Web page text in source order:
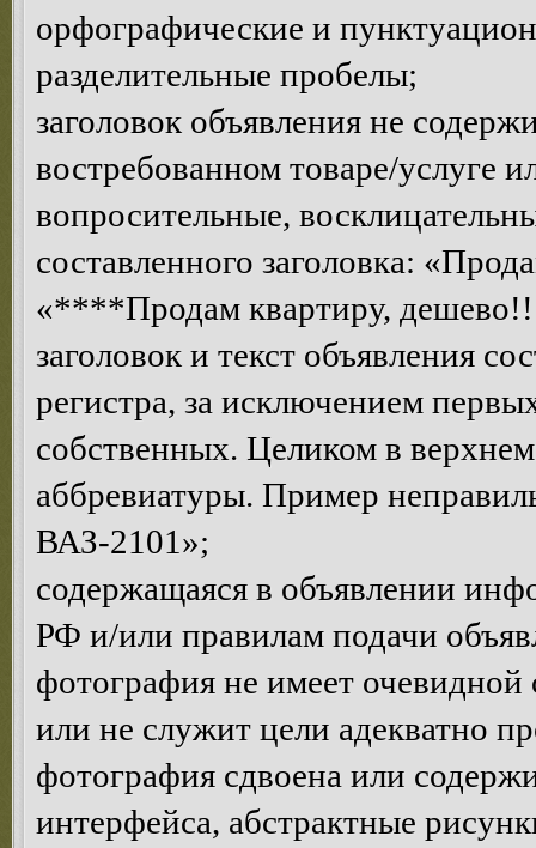
орфографические и
разделительные пробелы;
заголовок объявления не
востребованном товаре/услуге
вопросительные,
составленного заголовка:
«****Продам квартиру,
заголовок и текст объявления
регистра, за исключением
собственных. Целиком в
аббревиатуры. Пример
ВАЗ-2101»;
содержащаяся в объявлении
РФ и/или правилам подачи
фотография не имеет очевидной
или не служит цели адекватно
фотография сдвоена или
интерфейса, абстрактные